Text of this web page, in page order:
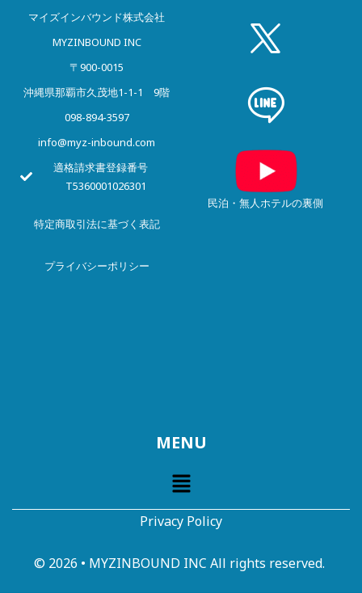
マイズインバウンド株式会社
MYZINBOUND INC
〒900-0015
沖縄県那覇市久茂地1-1-1 9階
098-894-3597
info@myz-inbound.com
適格請求書登録番号
T5360001026301
特定商取引法に基づく表記
プライバシーポリシー
民泊・無人ホテルの裏側
MENU
Privacy Policy
© 2026 • MYZINBOUND INC All rights reserved.